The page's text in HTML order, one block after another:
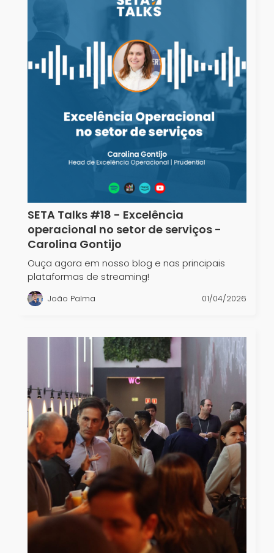
SETA Talks #18 - Excelência
operacional no setor de serviços -
Carolina Gontijo
Ouça agora em nosso blog e nas principais
plataformas de streaming!
João Palma 01/04/2026